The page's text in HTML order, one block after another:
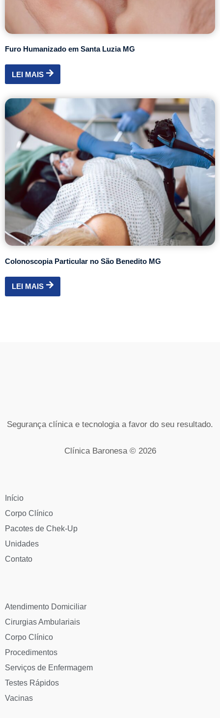
Furo Humanizado em Santa Luzia MG
LEI MAIS
Colonoscopia Particular no São Benedito MG
LEI MAIS
Segurança clínica e tecnologia a favor do seu resultado.
Clínica Baronesa © 2026
Início
Corpo Clínico
Pacotes de Chek-Up
Unidades
Contato
Atendimento Domiciliar
Cirurgias Ambulariais
Corpo Clínico
Procedimentos
Serviços de Enfermagem
Testes Rápidos
Vacinas